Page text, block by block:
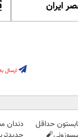
ایران
ارسال
حداقل
دندان